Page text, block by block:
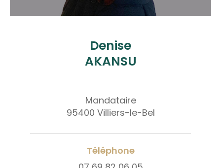
Denise
AKANSU
Mandataire
95400 Villiers-le-Bel
Téléphone